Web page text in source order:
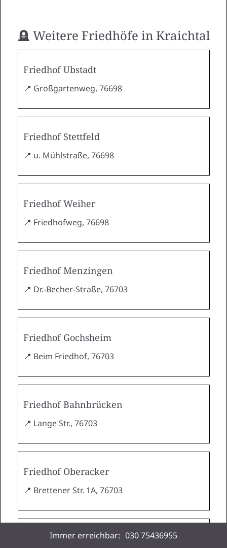
🪦 Weitere Friedhöfe in Kraichtal
Friedhof Ubstadt
📍 Großgartenweg, 76698
Friedhof Stettfeld
📍 u. Mühlstraße, 76698
Friedhof Weiher
📍 Friedhofweg, 76698
Friedhof Menzingen
📍 Dr.-Becher-Straße, 76703
Friedhof Gochsheim
📍 Beim Friedhof, 76703
Friedhof Bahnbrücken
📍 Lange Str., 76703
Friedhof Oberacker
📍 Brettener Str. 1A, 76703
Friedhof Landshausen
Immer erreichbar: 030 75436955